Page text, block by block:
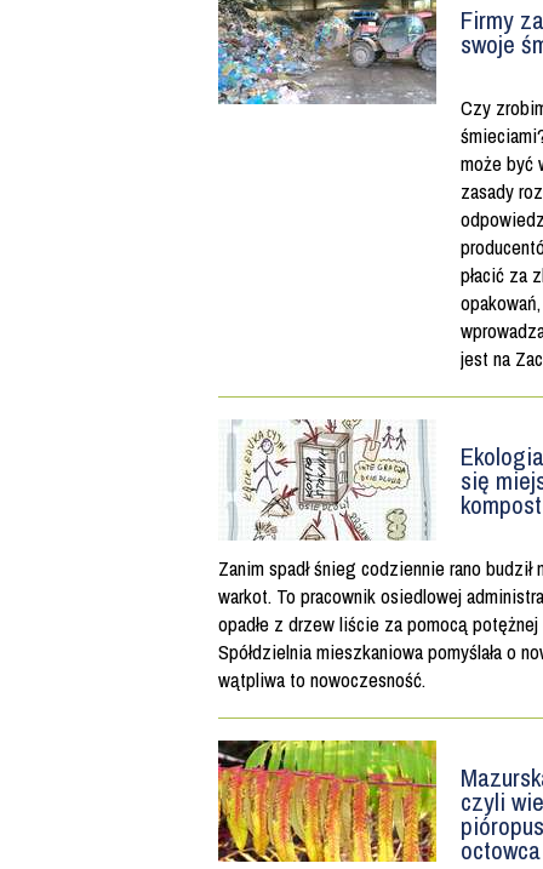
Firmy
swoje
Czy
może być
zasady
płacić za
jest na
się
Zanim spadł śnieg codziennie rano budził
warkot. To pracownik osiedlowej
opadłe z drzew liście za pomocą potężnej
Spółdzielnia mieszkaniowa pomyślała o
wątpliwa to nowoczesność.
czyli
octowca